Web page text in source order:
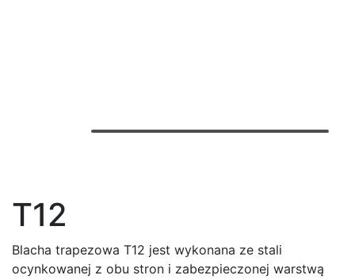
T12
Blacha trapezowa T12 jest wykonana ze stali
ocynkowanej z obu stron i zabezpieczonej warstwą